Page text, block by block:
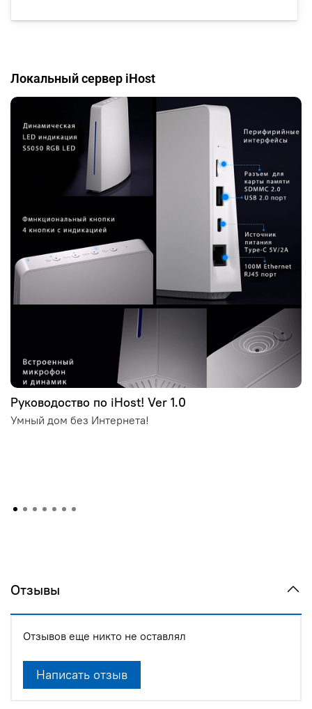
Локальный сервер iHost
Руководоство по iHost! Ver 1.0
Умный дом без Интернета!
Отзывы
Отзывов еще никто не оставлял
Написать отзыв